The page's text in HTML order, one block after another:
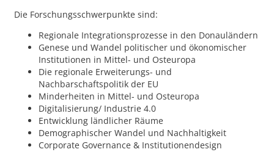
Die Forschungsschwerpunkte sind:
Regionale Integrationsprozesse in den Donauländern
Genese und Wandel politischer und ökonomischer
Institutionen in Mittel- und Osteuropa
Die regionale Erweiterungs- und
Nachbarschaftspolitik der EU
Minderheiten in Mittel- und Osteuropa
Digitalisierung/ Industrie 4.0
Entwicklung ländlicher Räume
Demographischer Wandel und Nachhaltigkeit
Corporate Governance & Institutionendesign